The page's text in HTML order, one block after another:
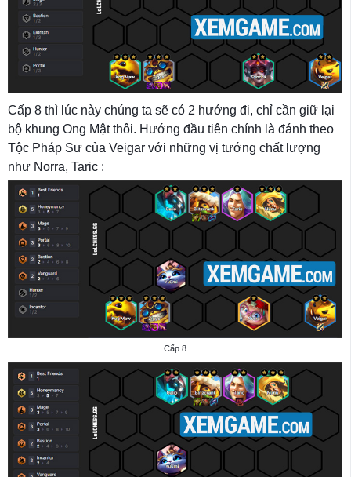
Cấp 8 thì lúc này chúng ta sẽ có 2 hướng đi, chỉ cần giữ lại
bộ khung Ong Mật thôi. Hướng đầu tiên chính là đánh theo
Tộc Pháp Sư của Veigar với những vị tướng chất lượng
như Norra, Taric :
Cấp 8